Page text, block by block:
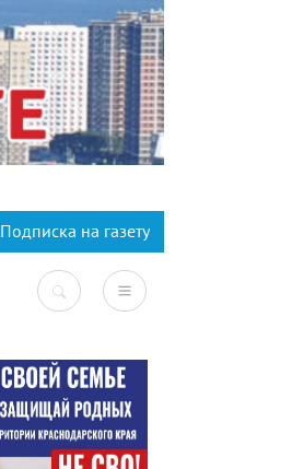
Подписка на газету